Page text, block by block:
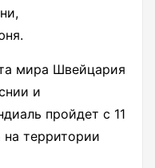
мира Швейцария
и
пройдет с 11
территории